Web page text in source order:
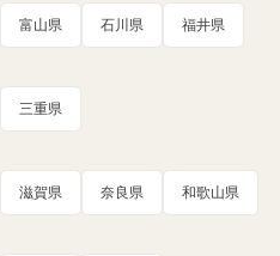
富山県 石川県 福井県
三重県
滋賀県 奈良県 和歌山県